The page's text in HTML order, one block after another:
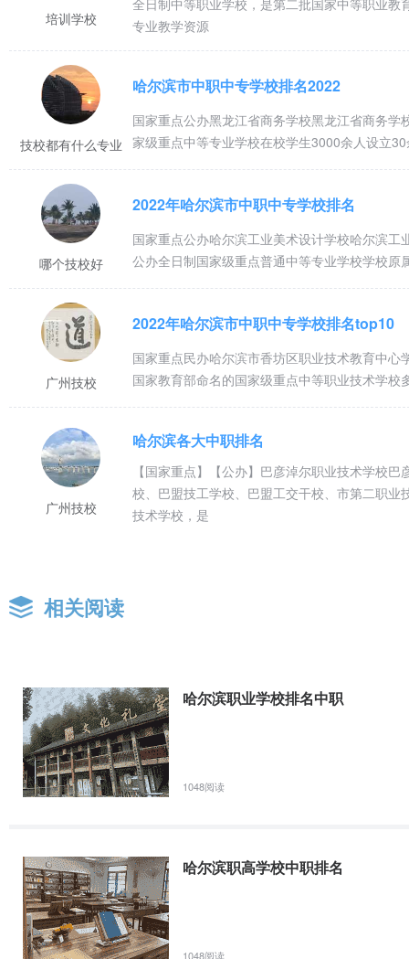
培训学校
专业教学资源
技校都有什么专业
哈尔滨市中职中专学校排名2022
国家重点公办黑龙江省商务学校黑龙江省商务
家级重点中等专业学校在校学生3000余人设立
哪个技校好
2022年哈尔滨市中职中专学校排名
国家重点公办哈尔滨工业美术设计学校哈尔滨
公办全日制国家级重点普通中等专业学校学校
广州技校
2022年哈尔滨市中职中专学校排名top10
国家重点民办哈尔滨市香坊区职业技术教育中
国家教育部命名的国家级重点中等职业技术学
广州技校
哈尔滨各大中职排名
【国家重点】【公办】巴彦淖尔职业技术学校
校、巴盟技工学校、巴盟工交干校、市第二职
技术学校，是
相关阅读
哈尔滨职业学校排名中职
1048阅读
哈尔滨职高学校中职排名
1048阅读